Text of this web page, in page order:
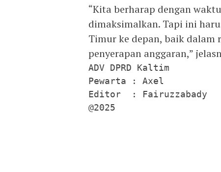
“Kita berharap dengan
dimaksimalkan. Tapi ini
Timur ke depan, baik dalam
penyerapan anggaran,”
ADV DPRD Kaltim
Pewarta : Axel
Editor  : Fairuzzabady
@2025